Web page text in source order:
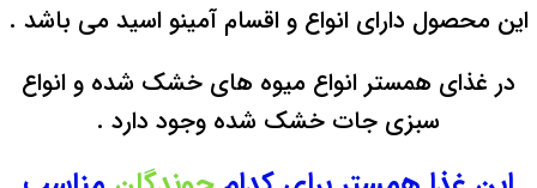
این محصول دارای انواع و اقسام آمینو اسید می باشد .
در غذای همستر انواع میوه های خشک شده و انواع
سبزی جات خشک شده وجود دارد .